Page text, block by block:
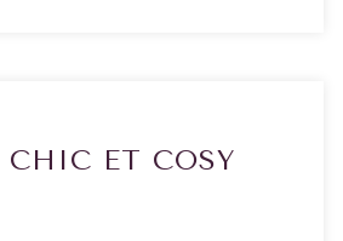
CHIC ET COSY